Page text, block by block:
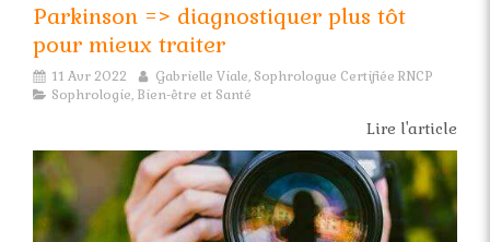
Parkinson => diagnostiquer plus tôt
pour mieux traiter
11 Avr 2022
Gabrielle Viale, Sophrologue Certifiée RNCP
Sophrologie, Bien-être et Santé
Lire l'article